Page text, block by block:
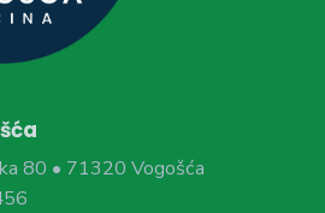
80 • 71320 Vogošća